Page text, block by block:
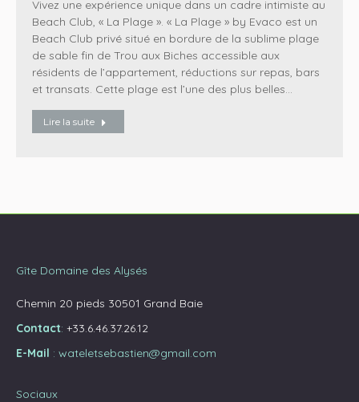
Vivez une expérience unique dans un cadre intimiste au
Beach Club, « La Plage ». « La Plage » by Evaco est un
Beach Club privé situé en bordure de la sublime plage
de sable fin de Trou aux Biches accessible aux
résidents de l’appartement, réductions sur repas, bars
et transats. Cette plage est l’une des plus belles…
Lire la suite
Gîte Domaine des Alysés
Chemin 20 pieds 30501 Grand Baie
Contact: +33.6.46.37.26.12
E-Mail : wateletsebastien@gmail.com
Sociaux